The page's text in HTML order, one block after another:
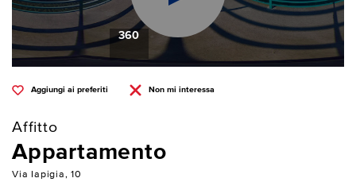
360
Aggiungi ai preferiti Non mi interessa
Affitto
Appartamento
Via Iapigia, 10